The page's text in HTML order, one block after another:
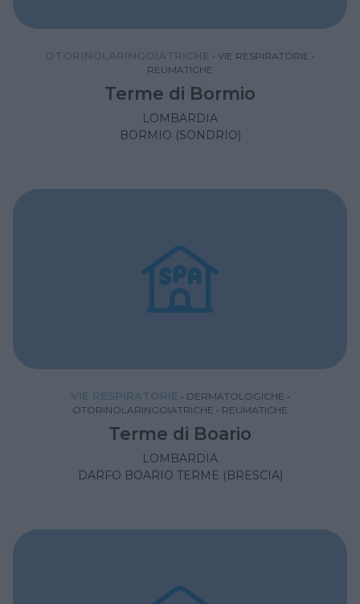
OTORINOLARINGOIATRICHE • VIE RESPIRATORIE •
REUMATICHE
Terme di Bormio
LOMBARDIA
BORMIO (SONDRIO)
VIE RESPIRATORIE • DERMATOLOGICHE •
OTORINOLARINGOIATRICHE • REUMATICHE
Terme di Boario
LOMBARDIA
DARFO BOARIO TERME (BRESCIA)